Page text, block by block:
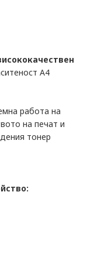
А4
работа на
на печат и
тонер